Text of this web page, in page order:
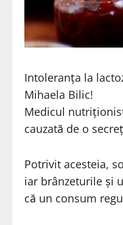
Intoleranța la
Mihaela Bilic!
Medicul
cauzată de o
Potrivit acesteia,
iar brânzeturile și
că un consum